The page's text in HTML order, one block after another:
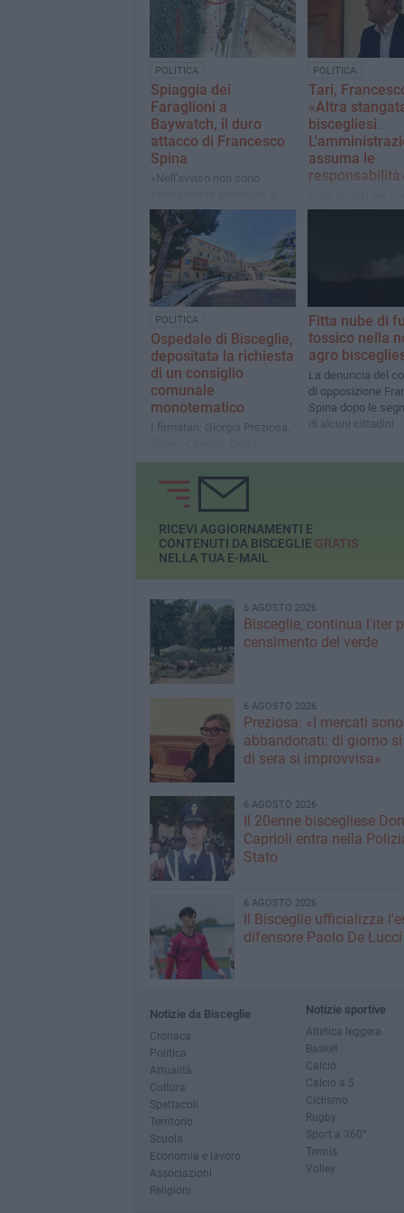
POLITICA
Spiaggia dei
Faraglioni a
Baywatch, il duro
attacco di Francesco
Spina
«Nell'avviso non sono
condizioni economiche e i
termini. La concessione
sarà a vita?»
POLITICA
Tari,
«Altra
biscegliesi.
assuma le
di opposizione
POLITICA
Ospedale di Bisceglie,
depositata la richiesta
di un consiglio
comunale
monotematico
I firmatari: Giorgia Preziosa,
Storelli, Paolo Ruggieri,
Francesco Spina e Mimmo
Spina
Fitta nube di
tossico nella
agro
La denuncia del
di opposizione
Spina dopo le
di alcuni cittadini
RICEVI AGGIORNAMENTI E
CONTENUTI DA BISCEGLIE GRATIS
NELLA TUA E-MAIL
6 AGOSTO 2026
Bisceglie, continua l'iter
censimento del verde
6 AGOSTO 2026
Preziosa: «I mercati sono
abbandonati: di giorno si
di sera si improvvisa»
6 AGOSTO 2026
Il 20enne biscegliese
Caprioli entra nella
Stato
6 AGOSTO 2026
Il Bisceglie ufficializza
difensore Paolo De Lucci
Notizie da Bisceglie
Cronaca
Politica
Attualità
Cultura
Spettacoli
Territorio
Scuola
Economia e lavoro
Associazioni
Religioni
Notizie sportive
Atletica leggera
Basket
Calcio
Calcio a 5
Ciclismo
Rugby
Sport a 360°
Tennis
Volley